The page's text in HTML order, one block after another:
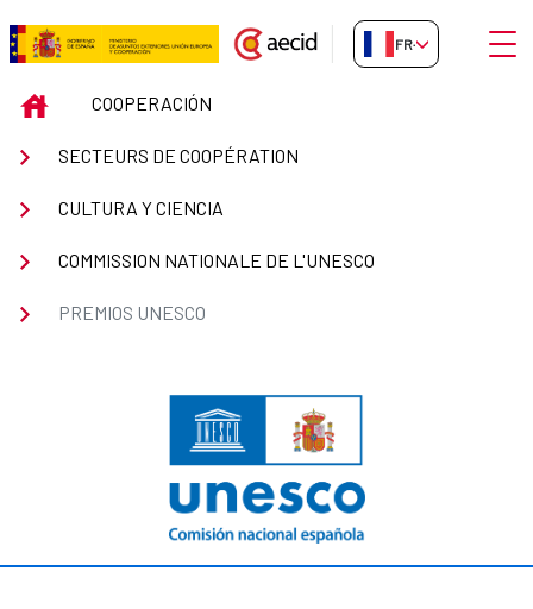
Saut au contenu principal
Premios UNESCO
FR-FR
INICIOCOOPERACIÓN
SECTEURS DE COOPÉRATION
CULTURA Y CIENCIA
COMMISSION NATIONALE DE L'UNESCO
PREMIOS UNESCO